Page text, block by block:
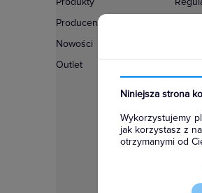
Niniejsza strona
Wykorzystujemy
jak korzystasz z
otrzymanymi od
Producenci
Nowości
Outlet